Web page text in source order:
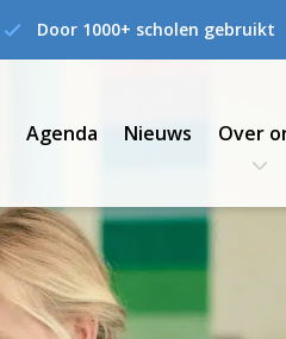
Door 1000+ scholen gebruikt
Agenda Nieuws Over